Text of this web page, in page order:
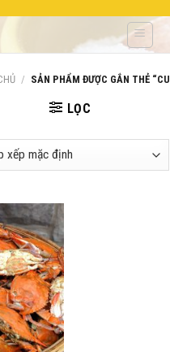
/ SẢN PHẨM ĐƯỢC GẮN THẺ
LỌC